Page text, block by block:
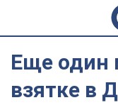
Еще один
взятке в